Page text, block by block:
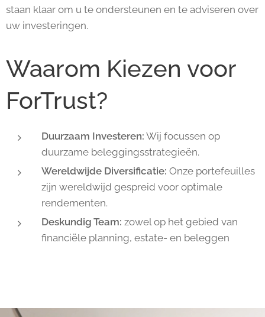
staan klaar om u te ondersteunen en te adviseren over
uw investeringen.
Waarom Kiezen voor
ForTrust?
Duurzaam Investeren: Wij focussen op
duurzame beleggingsstrategieën.
Wereldwijde Diversificatie: Onze portefeuilles
zijn wereldwijd gespreid voor optimale
rendementen.
Deskundig Team: zowel op het gebied van
financiële planning, estate- en beleggen